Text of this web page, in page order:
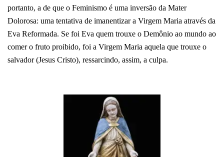
portanto, a de que o Feminismo é uma inversão da Mater
Dolorosa: uma tentativa de imanentizar a Virgem Maria através da
Eva Reformada. Se foi Eva quem trouxe o Demônio ao mundo ao
comer o fruto proibido, foi a Virgem Maria aquela que trouxe o
salvador (Jesus Cristo), ressarcindo, assim, a culpa.